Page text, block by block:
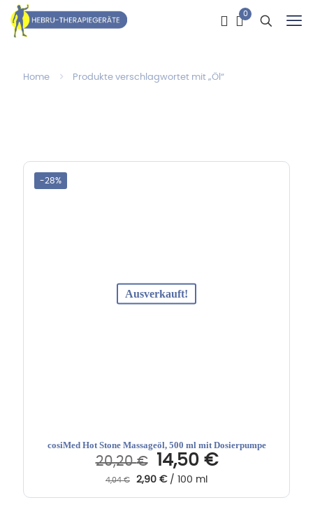
0
Home Produkte verschlagwortet mit „Öl“
-28%
Ausverkauft!
cosiMed Hot Stone Massageöl, 500 ml mit Dosierpumpe
20,20€ Ursprünglicher
Preis
war:
20,20 €
14,50 €Aktueller
14,50 €.
4,04€ 2,90 €/ 100 ml